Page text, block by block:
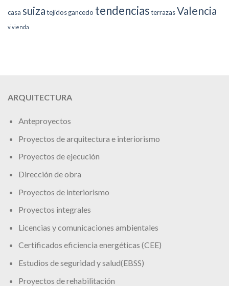
casa suiza tejidos gancedo tendencias terrazasValencia
vivienda
ARQUITECTURA
Anteproyectos
Proyectos de arquitectura e interiorismo
Proyectos de ejecución
Dirección de obra
Proyectos de interiorismo
Proyectos integrales
Licencias y comunicaciones ambientales
Certificados eficiencia energéticas (CEE)
Estudios de seguridad y salud(EBSS)
Proyectos de rehabilitación